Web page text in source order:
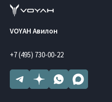
VOYAH Авилон
+7 (495) 730-00-22